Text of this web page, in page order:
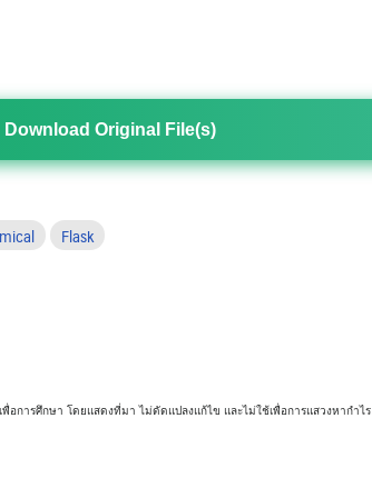
Download Original File(s)
Flask
อการศึกษา โดยแสดงที่มา ไม่ดัดแปลงแก้ไข และไม่ใช้เพื่อการแสวงหากำไร